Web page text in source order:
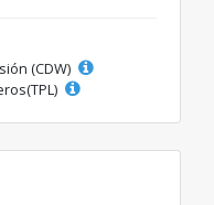
(CDW)